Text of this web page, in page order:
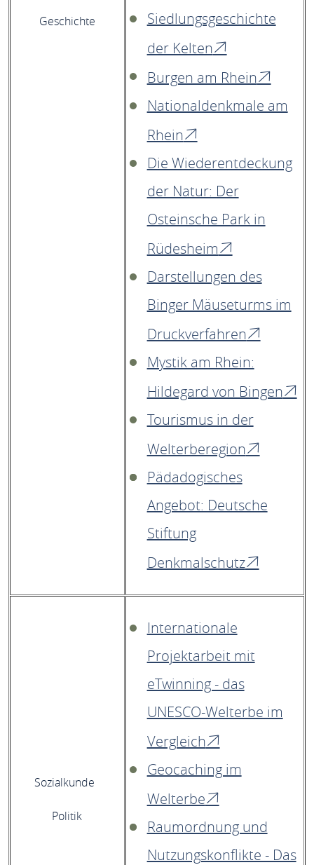
Geschichte
Siedlungsgeschichte
der Kelten
Burgen am Rhein
Nationaldenkmale am
Rhein
Die Wiederentdeckung
der Natur: Der
Osteinsche Park in
Rüdesheim
Darstellungen des
Binger Mäuseturms im
Druckverfahren
Mystik am Rhein:
Hildegard von Bingen
Tourismus in der
Welterberegion
Pädadogisches
Angebot: Deutsche
Stiftung
Denkmalschutz
Sozialkunde
Politik
Internationale
Projektarbeit mit
eTwinning - das
UNESCO-Welterbe im
Vergleich
Geocaching im
Welterbe
Raumordnung und
Nutzungskonflikte - Das